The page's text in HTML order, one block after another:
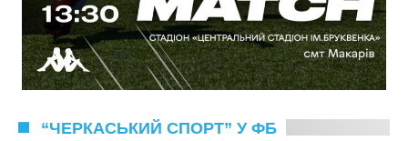
“ЧЕРКАСЬКИЙ СПОРТ” У ФБ